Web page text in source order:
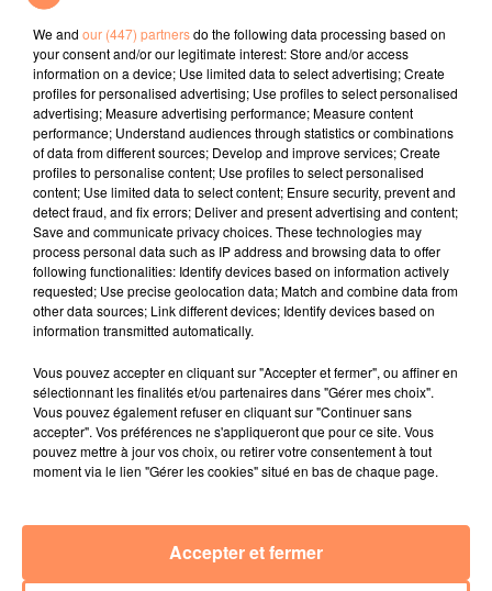
l'horoscope
Bélier Taureau Gémeaux
Vierge
We and our (447) partnersdo the following data processing based on
your consent and/or our legitimate interest: Store and/or access
information on a device; Use limited data to select advertising; Create
profiles for personalised advertising; Use profiles to select personalised
advertising; Measure advertising performance; Measure content
performance; Understand audiences through statistics or combinations
of data from different sources; Develop and improve services; Create
profiles to personalise content; Use profiles to select personalised
content; Use limited data to select content; Ensure security, prevent and
detect fraud, and fix errors; Deliver and present advertising and content;
Save and communicate privacy choices. These technologies may
process personal data such as IP address and browsing data to offer
following functionalities: Identify devices based on information actively
requested; Use precise geolocation data; Match and combine data from
other data sources; Link different devices; Identify devices based on
information transmitted automatically.
Vous pouvez accepter en cliquant sur "Accepter et fermer", ou affiner en
sélectionnant les finalités et/ou partenaires dans "Gérer mes choix".
Vous pouvez également refuser en cliquant sur "Continuer sans
accepter". Vos préférences ne s'appliqueront que pour ce site. Vous
pouvez mettre à jour vos choix, ou retirer votre consentement à tout
moment via le lien "Gérer les cookies" situé en bas de chaque page.
Accepter et fermer